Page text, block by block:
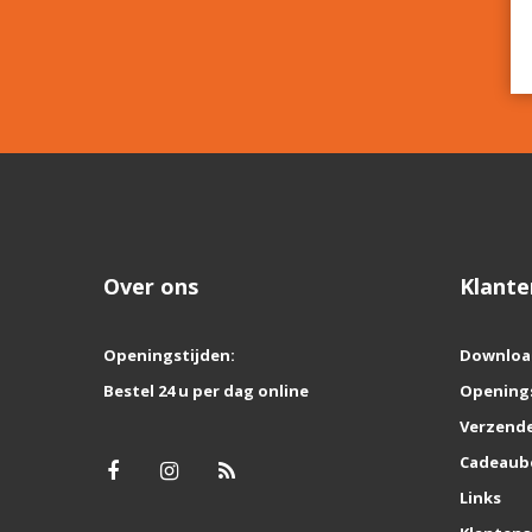
Over ons
Openingstijden:
Bestel 24 u per dag online
Links